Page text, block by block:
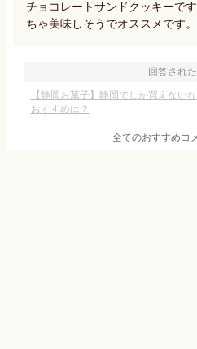
チョコレートサンドクッキーで
ちゃ美味しそうでオススメです。
回答され
【静岡お菓子】静岡でしか買えない
おすすめは？
全てのおすすめコ